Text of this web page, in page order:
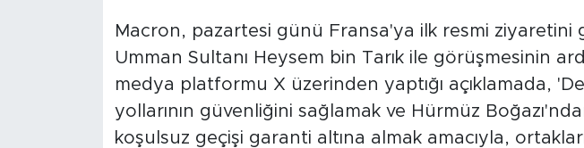
Macron, pazartesi günü Fransa'ya ilk resmi ziyaretini
Umman Sultanı Heysem bin Tarık ile görüşmesinin
medya platformu X üzerinden yaptığı açıklamada,
yollarının güvenliğini sağlamak ve Hürmüz
koşulsuz geçişi garanti altına almak amacıyla,